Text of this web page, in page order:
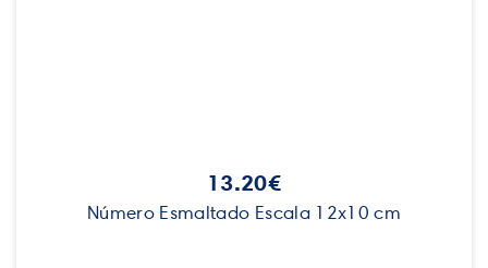
13.20€
Número Esmaltado Escala 12x10 cm